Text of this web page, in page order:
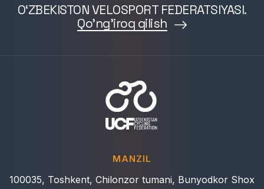
O‘ZBEKISTON VELOSPORT FEDERATSIYASI.
Qo'ng'iroq qilish
MANZIL
100035, Toshkent, Chilonzor tumani, Bunyodkor Shox